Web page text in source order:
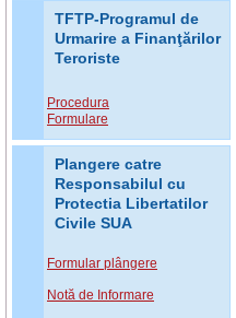
TFTP-Programul de
Urmarire a Finanţărilor
Teroriste
Procedura
Formulare
Plangere catre
Responsabilul cu
Protectia Libertatilor
Civile SUA
Formular plângere
Notă de Informare